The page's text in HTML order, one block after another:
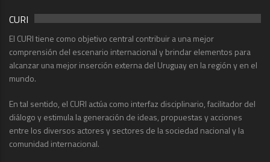
CURI
El CURI tiene como objetivo central contribuir a una mejor
comprensión del escenario internacional y brindar elementos para
alcanzar una mejor inserción externa del Uruguay en la región y en el
mundo.
En tal sentido, el CURI actúa como interfaz disciplinario, facilitador del
diálogo y estimula la generación de ideas, propuestas y acciones
entre los diversos actores y sectores de la sociedad nacional y la
comunidad internacional.